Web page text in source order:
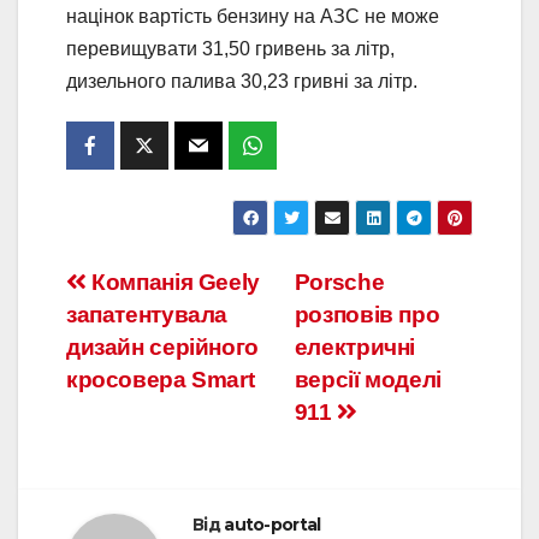
націнок вартість бензину на АЗС не може
перевищувати 31,50 гривень за літр,
дизельного палива 30,23 гривні за літр.
Навігація
записів
Porsche
розповів про
електричні
версії моделі
911
Компанія Geely
запатентувала
дизайн серійного
кросовера Smart
Відauto-portal